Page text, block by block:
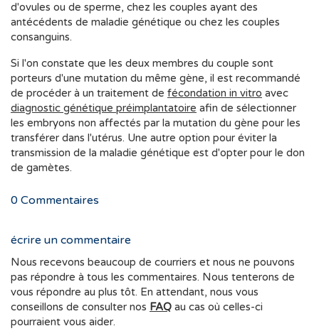
d'ovules ou de sperme, chez les couples ayant des
antécédents de maladie génétique ou chez les couples
consanguins.
Si l'on constate que les deux membres du couple sont
porteurs d'une mutation du même gène, il est recommandé
de procéder à un traitement de fécondation in vitro avec
diagnostic génétique préimplantatoire
les embryons non affectés par la mutation du gène pour les
transférer dans l'utérus. Une autre option pour éviter la
transmission de la maladie génétique est d'opter pour le don
de gamètes.
0 Commentaires
écrire un commentaire
Nous recevons beaucoup de courriers et nous ne pouvons
pas répondre à tous les commentaires. Nous tenterons de
vous répondre au plus tôt. En attendant, nous vous
conseillons de consulter nos FAQ au cas où celles-ci
pourraient vous aider.